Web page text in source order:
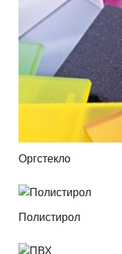
Оргстекло
Полистирол